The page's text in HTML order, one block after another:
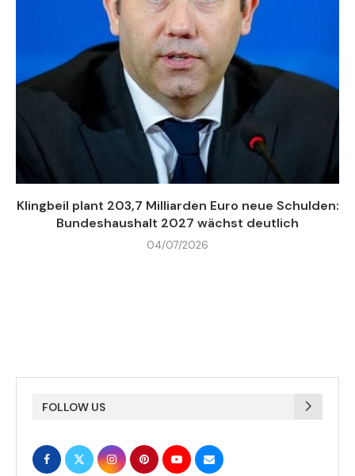
Klingbeil plant 203,7 Milliarden Euro neue Schulden:
Bundeshaushalt 2027 wächst deutlich
04/07/2026
FOLLOW US